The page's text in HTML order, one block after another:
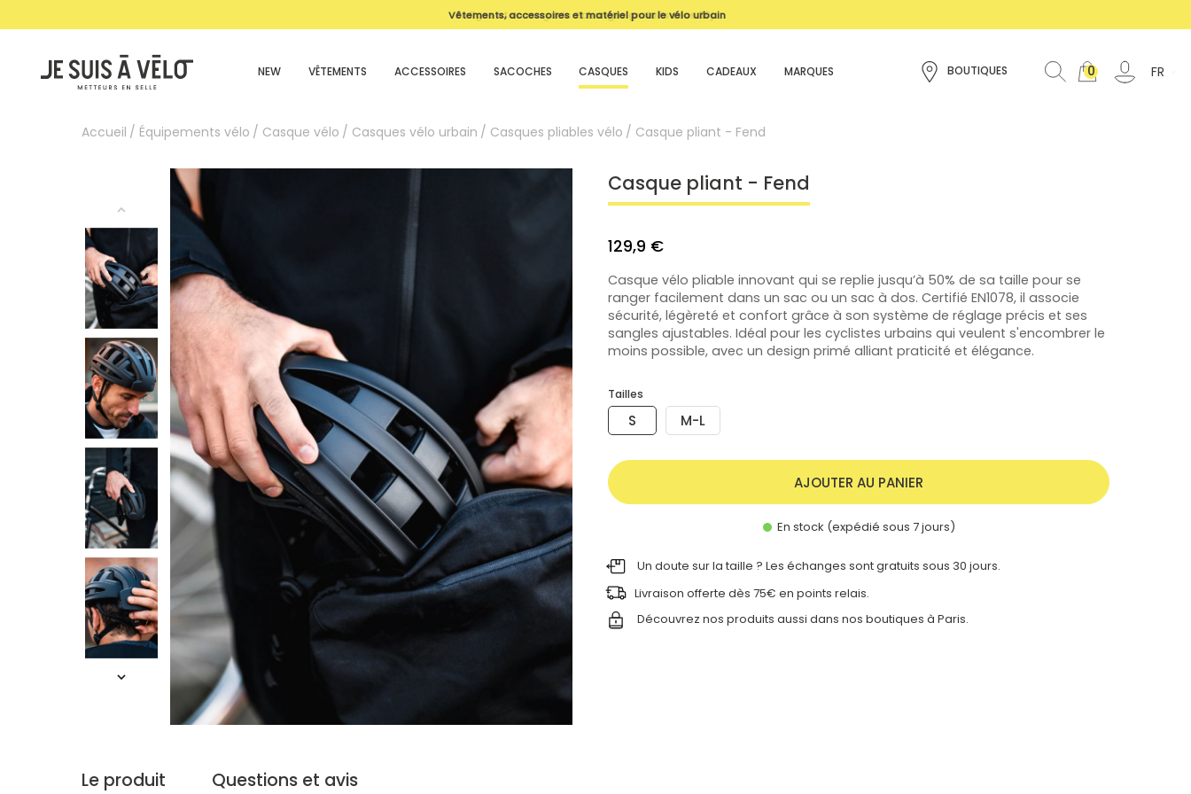
magasin
Vêtements, accessoires et matériel pour le vélo urbain
NEW VÊTEMENTS ACCESSOIRES SACOCHES CASQUES KIDS CADEAUX MARQUES BOUTIQUES 0 FR
Accueil Équipements vélo Casque vélo Casques vélo urbain Casques pliables vélo Casque pliant - Fend
Casque pliant - Fend
129,9 €
Casque vélo pliable innovant qui se replie jusqu’à 50% de sa taille pour se
ranger facilement dans un sac ou un sac à dos. Certifié EN1078, il associe
sécurité, légèreté et confort grâce à son système de réglage précis et ses
sangles ajustables. Idéal pour les cyclistes urbains qui veulent s'encombrer le
moins possible, avec un design primé alliant praticité et élégance.
Tailles
S M-L
AJOUTER AU PANIER
En stock (expédié sous 7 jours)
Un doute sur la taille ? Les échanges sont gratuits sous 30 jours.
Livraison offerte dès 75€ en points relais.
Découvrez nos produits aussi dans nos boutiques à Paris.
Le produit Questions et avis